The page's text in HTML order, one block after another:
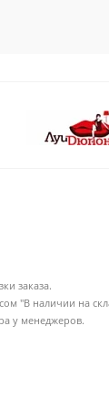
заказа.
"В наличии на
у менеджеров.